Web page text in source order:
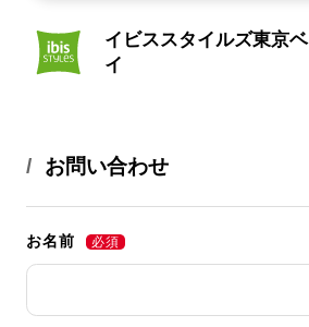
イビススタイルズ東京ベ
イ
お問い合わせ
お名前